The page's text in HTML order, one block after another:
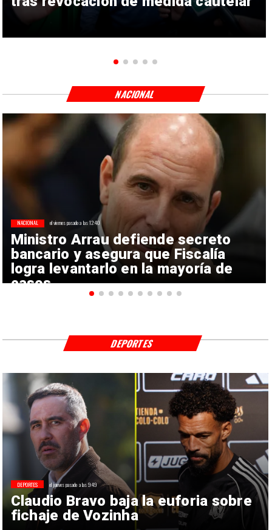
Ministro Arrau defiende secreto
bancario y asegura que Fiscalía
logra levantarlo en la mayoría de
casos
NACIONAL el viernes pasado a las 12:40
NACIONAL
Claudio Bravo baja la euforia sobre
fichaje de Vozinha
DEPORTES el jueves pasado a las 9:49
DEPORTES